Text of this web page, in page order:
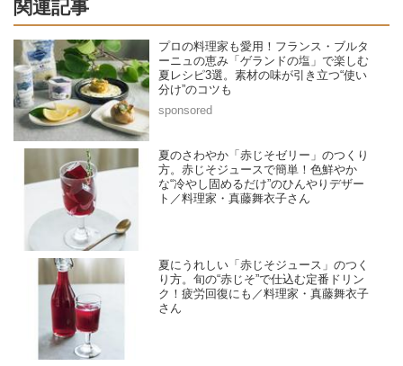
関連記事
プロの料理家も愛用！フランス・ブルタ
ーニュの恵み「ゲランドの塩」で楽しむ
夏レシピ3選。素材の味が引き立つ“使い
分け”のコツも
夏のさわやか「赤じそゼリー」のつくり
方。赤じそジュースで簡単！色鮮やか
な“冷やし固めるだけ”のひんやりデザー
ト／料理家・真藤舞衣子さん
夏にうれしい「赤じそジュース」のつく
り方。旬の“赤じそ”で仕込む定番ドリン
ク！疲労回復にも／料理家・真藤舞衣子
さん